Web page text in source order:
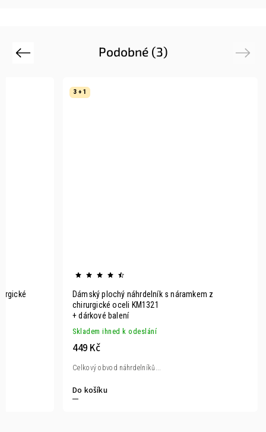
Podobné (3)
Previous
3 + 1
Dámský plochý náhrdelník s náramkem z
chirurgické oceli KM1321
+ dárkové balení
Skladem ihned k odeslání
449 Kč
Do košíku
Celkový obvod náhrdelníků...
Next